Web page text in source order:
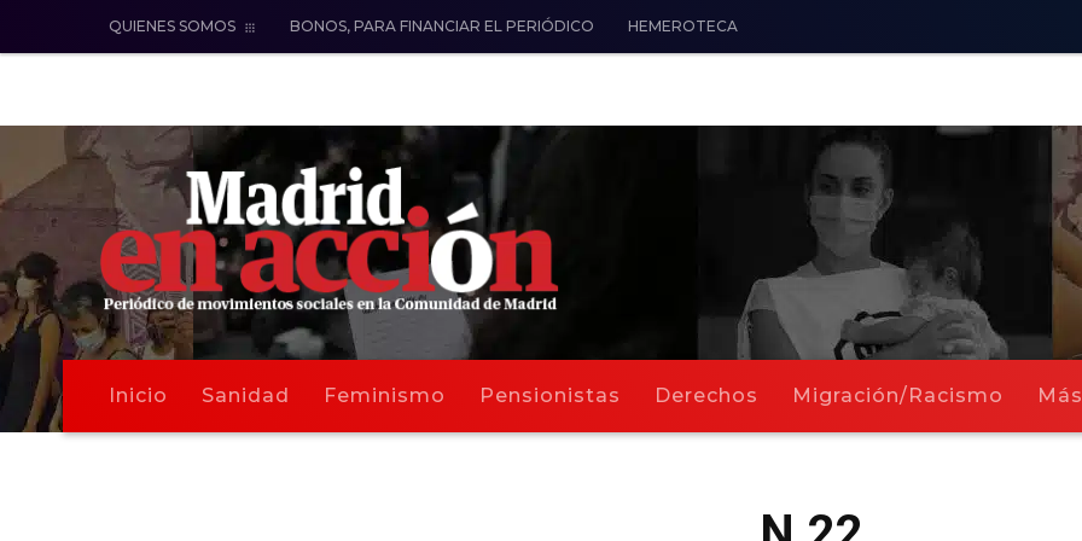
QUIENES SOMOS BONOS, PARA FINANCIAR EL PERIÓDICO HEMEROTECA
Inicio Sanidad Feminismo Pensionistas Derechos Migración/Racismo Más